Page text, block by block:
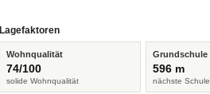
Lagefaktoren
Wohnqualität
74/100
solide Wohnqualität
Grundschule
596 m
nächste Schule